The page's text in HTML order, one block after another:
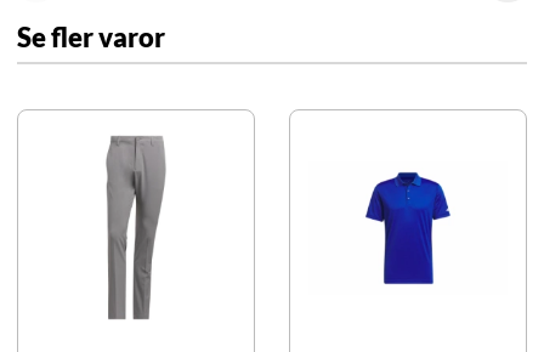
Se fler varor